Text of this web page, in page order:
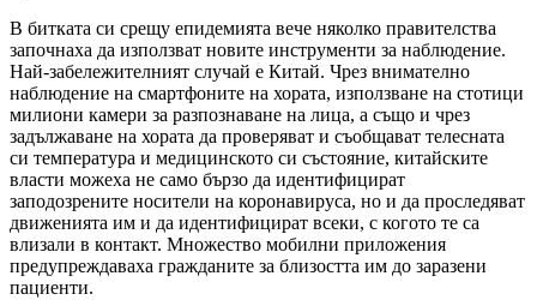
В битката си срещу епидемията вече няколко правителства
започнаха да използват новите инструменти за наблюдение.
Най-забележителният случай е Китай. Чрез внимателно
наблюдение на смартфоните на хората, използване на стотици
милиони камери за разпознаване на лица, а също и чрез
задължаване на хората да проверяват и съобщават телесната
си температура и медицинското си състояние, китайските
власти можеха не само бързо да идентифицират
заподозрените носители на коронавируса, но и да проследяват
движенията им и да идентифицират всеки, с когото те са
влизали в контакт. Множество мобилни приложения
предупреждаваха гражданите за близостта им до заразени
пациенти.